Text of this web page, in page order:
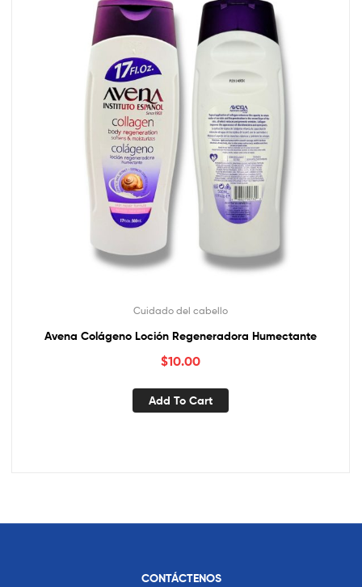
Cuidado del cabello
Avena Colágeno Loción Regeneradora Humectante
$10.00
Add To Cart
CONTÁCTENOS